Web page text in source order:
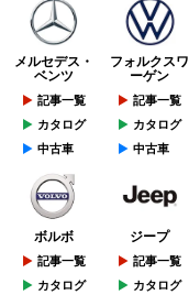
メルセデス・
ベンツ
記事一覧
カタログ
中古車
フォルクスワ
ーゲン
記事一覧
カタログ
中古車
ボルボ
記事一覧
カタログ
ジープ
記事一覧
カタログ